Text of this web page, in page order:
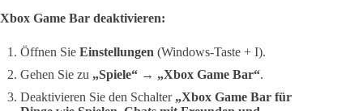
Xbox Game Bar deaktivieren:
Öffnen Sie Einstellungen (Windows-Taste + I).
Gehen Sie zu „Spiele“ → „Xbox Game Bar“.
Deaktivieren Sie den Schalter „Xbox Game Bar für